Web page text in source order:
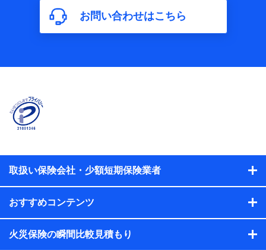
年数などの情報、ペットの種類や年齢などの情報などが含ま
れます。
【共同して利用する者の範囲】
株式会社NTTドコモ
当社又は株式会社NTTドコモが提供する保険関連サービスに
おけるユーザ登録受付および管理のため
当社又は株式会社NTTドコモと取引のあるもしくは委託を受
れらに付帯、関連する当社、株式会社NTTドコモおよび提携
会社のサービスを案内、提供するため
析して、お客さまの趣味・嗜好・傾向に応じたサービス・商
各種セミナーの開催のため
コンサルティングサービスの実施のため
お問い合わせはこちら
取扱い保険会社・少額短期保険業者
おすすめコンテンツ
火災保険の瞬間比較見積もり